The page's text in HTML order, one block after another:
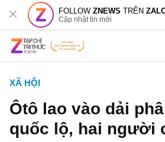
FOLLOWZNEWS TRÊN
Cập nhật tin mới
XÃ HỘI
Ôtô lao vào dải
quốc lộ, hai người